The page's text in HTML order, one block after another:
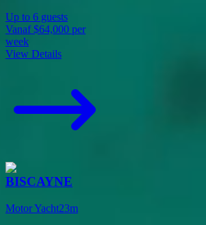
Up to 6 guests
Vanaf $64,000 per
week
View Details
BISCAYNE
Motor Yacht23m